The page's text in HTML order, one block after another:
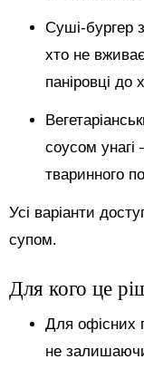
Суші-бургер
хто не
паніровці до
соусом унагі
тваринного
Усі варіанти
супом.
Для кого це
Для офісних
не